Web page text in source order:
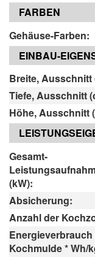
FARBEN
Gehäuse-Farben:
EINBAU-
Breite, Ausschnitt
Tiefe, Ausschnitt
Höhe, Ausschnitt
Gesamt-
(kW):
Absicherung:
Anzahl der
Energieverbrauch
Kochmulde * Wh/